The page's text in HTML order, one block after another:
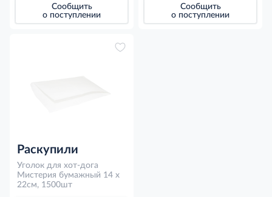
Сообщить
о поступлении
Сообщить
о поступлении
Раскупили
Уголок для хот-дога
Мистерия бумажный 14 x
22см, 1500шт